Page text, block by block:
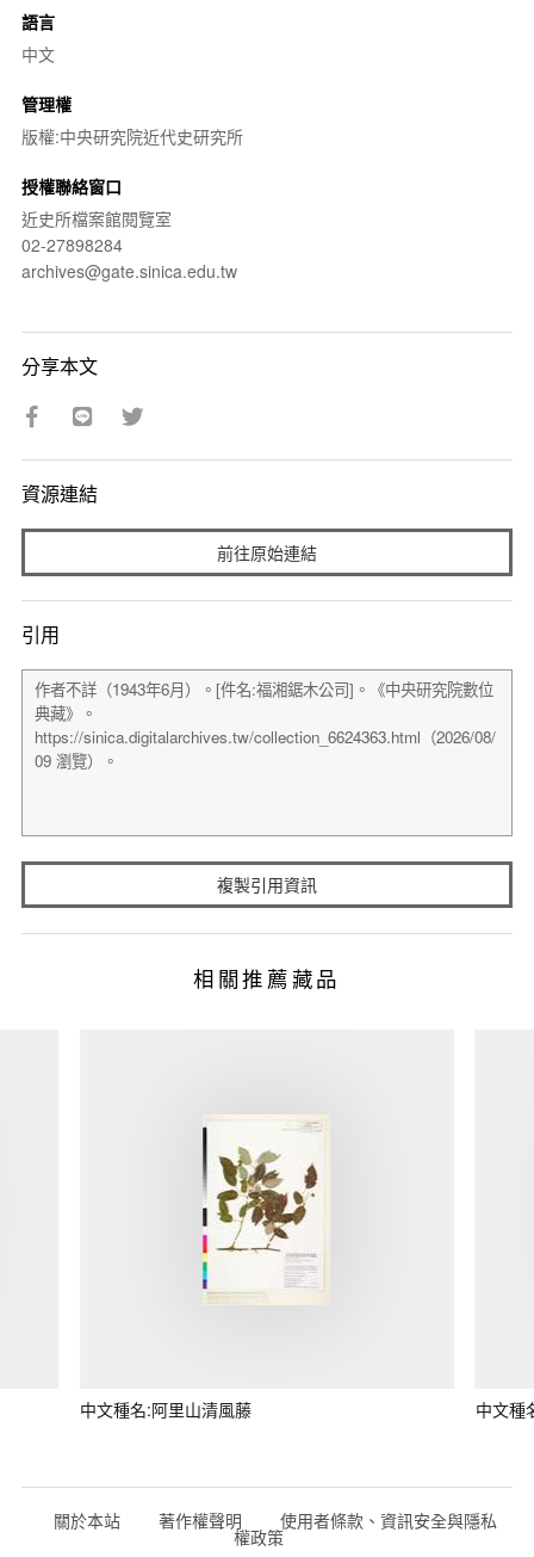
語言
中文
管理權
版權:中央研究院近代史研究所
授權聯絡窗口
近史所檔案館閱覽室
02-27898284
archives@gate.sinica.edu.tw
分享本文
資源連結
前往原始連結
引用
複製引用資訊
相關推薦藏品
中文種名:阿里山清風藤 中文種
關於本站 著作權聲明 使用者條款、資訊安全與隱私
權政策